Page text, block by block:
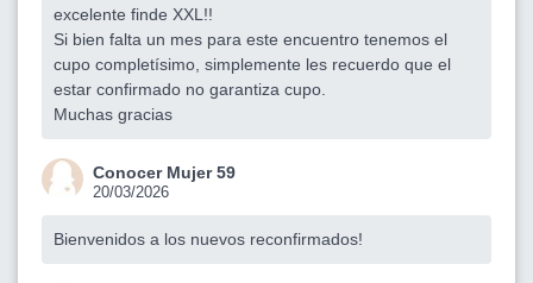
excelente finde XXL!!
Si bien falta un mes para este encuentro tenemos el
cupo completísimo, simplemente les recuerdo que el
estar confirmado no garantiza cupo.
Muchas gracias
Conocer Mujer 59
20/03/2026
Bienvenidos a los nuevos reconfirmados!